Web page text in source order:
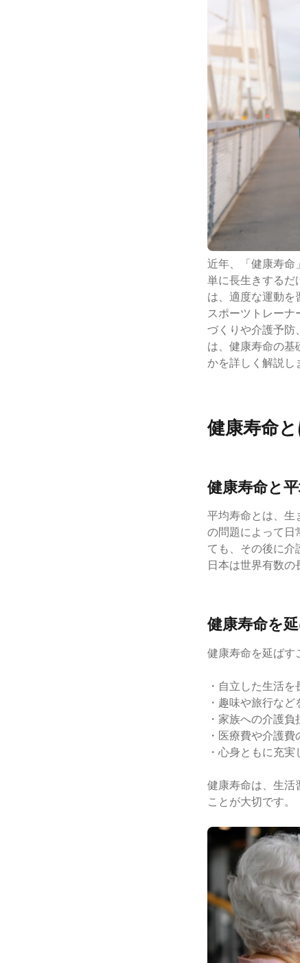
近年、「健康寿命
単に長生きするだ
は、適度な運動を
スポーツトレー
づくりや介護予防
は、健康寿命の基
かを詳しく解説し
健康寿命と
健康寿命と
平均寿命とは、生
の問題によって日
ても、その後に介
日本は世界有数の
健康寿命を
健康寿命を延ばす
・自立した生活
・趣味や旅行な
・家族への介護
・医療費や介護
・心身ともに充
健康寿命は、生活
ことが大切です。